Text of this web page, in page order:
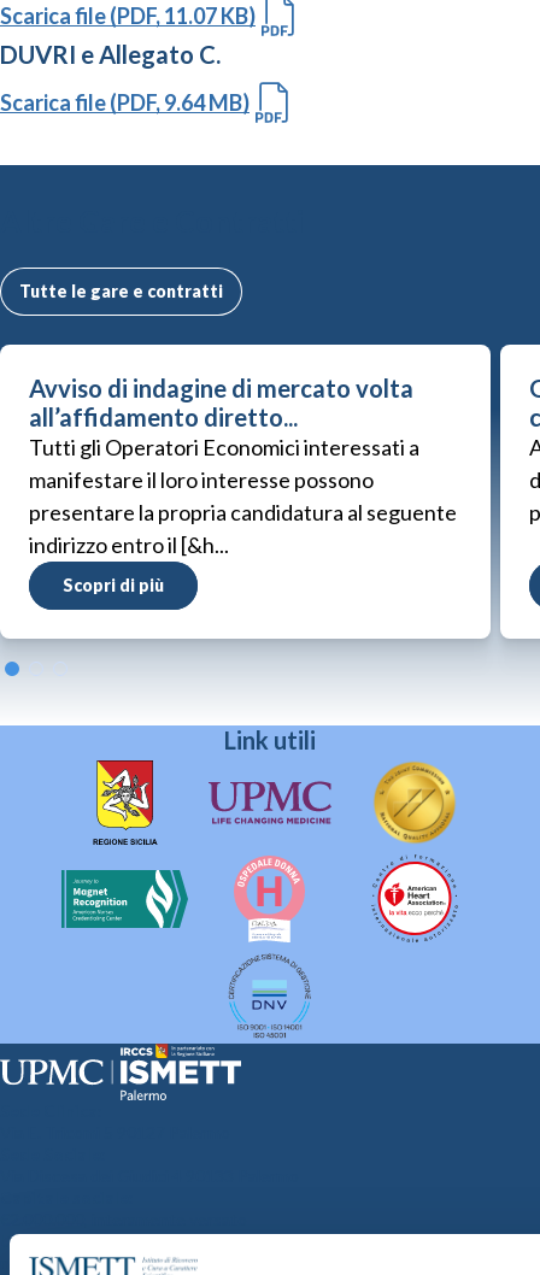
Scarica file (PDF, 11.07 KB)
DUVRI e Allegato C.
Scarica file (PDF, 9.64 MB)
Tutte le gare e contratti
Avviso di indagine di mercato volta
all’affidamento diretto...
Tutti gli Operatori Economici interessati a
manifestare il loro interesse possono
presentare la propria candidatura al seguente
indirizzo entro il [&h...
Scopri di più
Link utili
Ufficio Registro delle imprese di Palermo
nr. REA PA-201818 P.I. 04544550827